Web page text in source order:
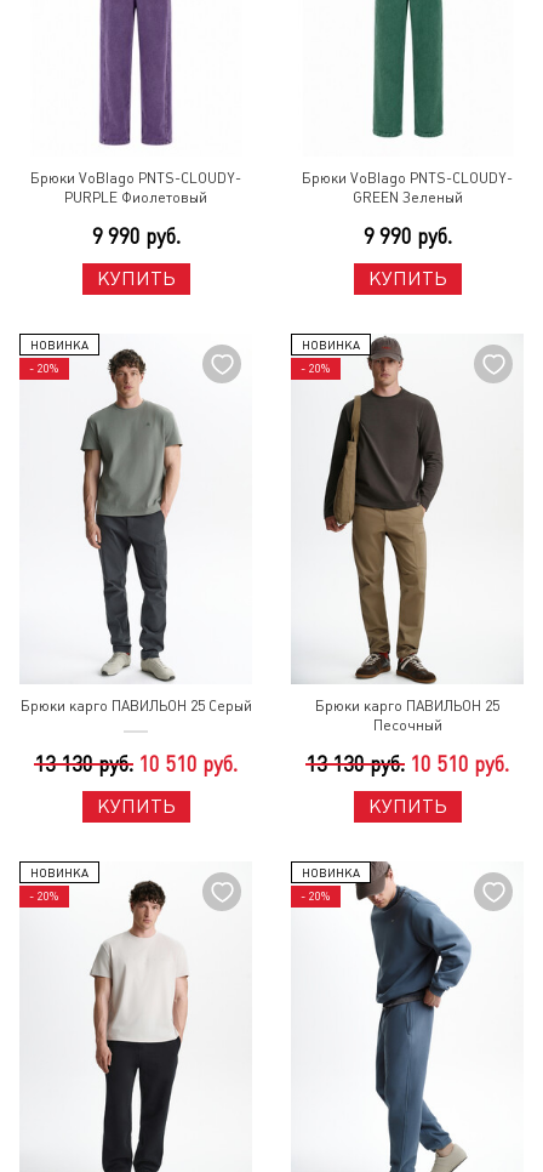
Брюки VoBlago PNTS-CLOUDY-
PURPLE Фиолетовый
9 990 руб.
КУПИТЬ
Брюки VoBlago PNTS-CLOUDY-
GREEN Зеленый
9 990 руб.
КУПИТЬ
НОВИНКА
- 20%
Брюки карго ПАВИЛЬОН 25 Серый
13 130 руб. 10 510 руб.
КУПИТЬ
НОВИНКА
- 20%
Брюки карго ПАВИЛЬОН 25
Песочный
13 130 руб. 10 510 руб.
КУПИТЬ
НОВИНКА
- 20%
НОВИНКА
- 20%